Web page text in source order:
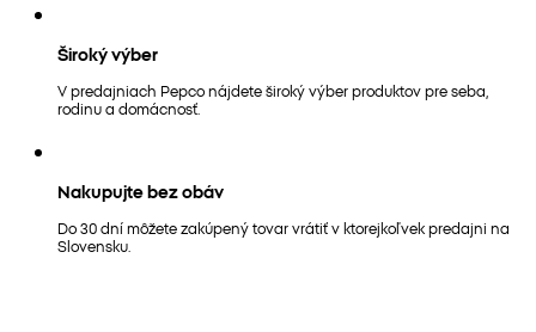
Široký výber
V predajniach Pepco nájdete široký výber produktov pre seba,
rodinu a domácnosť.
Nakupujte bez obáv
Do 30 dní môžete zakúpený tovar vrátiť v ktorejkoľvek predajni na
Slovensku.